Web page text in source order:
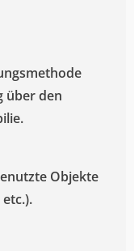
über den
Objekte